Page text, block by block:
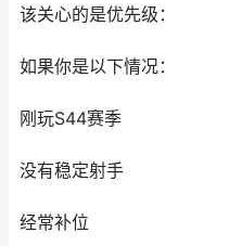
该关心的是优先级：
如果你是以下情况：
刚玩S44赛季
没有稳定射手
经常补位